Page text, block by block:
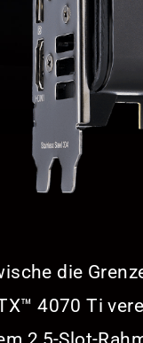
die
4070 Ti